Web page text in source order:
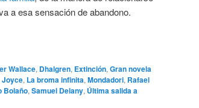
a esa sensación de abandono.
Wallace, Dhalgren, Extinción, Gran novela
Joyce, La broma infinita, Mondadori, Rafael
Bolaño, Samuel Delany, Última salida a